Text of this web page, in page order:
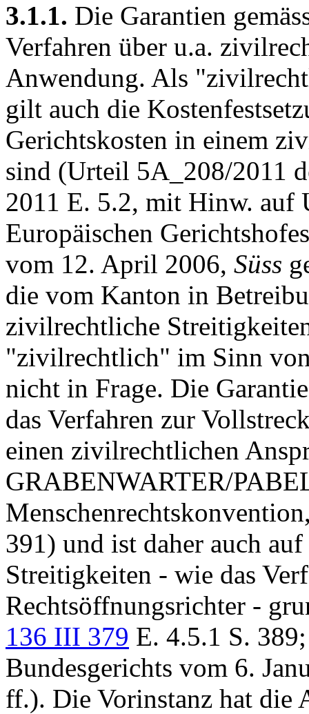
3.1.1. Die Garantien
Verfahren über u.a.
Anwendung. Als
gilt auch die
Gerichtskosten in einem
sind (Urteil 5A_208/2011
2011 E. 5.2, mit Hinw. auf
Europäischen
vom 12. April 2006, Süss
die vom Kanton in
zivilrechtliche
"zivilrechtlich" im Sinn
nicht in Frage. Die
das Verfahren zur
einen zivilrechtlichen
GRABENWARTER/
391) und ist daher auch
Streitigkeiten - wie das
Rechtsöffnungsrichter -
136 III 379 E. 4.5.1 S.
Bundesgerichts vom 6.
ff.). Die Vorinstanz hat die